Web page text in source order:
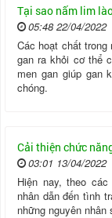
Tại sao nấm lim
05:48 22/04/2022
Các hoạt chất
gan ra khỏi cơ thể
men gan giúp gan
chóng.
Cải thiện chức
03:01 13/04/2022
Hiện nay, theo
nhân dẫn đến tình
những nguyên nhân